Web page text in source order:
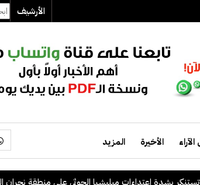
الأرشيف
الأخيرة المزيد
اعتداءات ميليشيا الحوثي على منطقة نجران السعودية